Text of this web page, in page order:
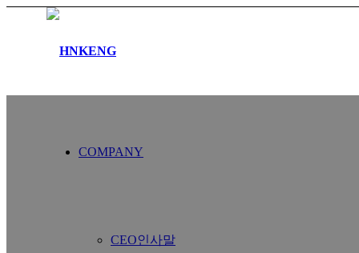
COMPANY
CEO인사말